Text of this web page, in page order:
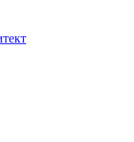
нейтральные
(антигрибковые)